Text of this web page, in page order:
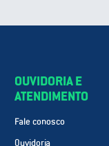
OUVIDORIA E
ATENDIMENTO
Fale conosco
Ouvidoria